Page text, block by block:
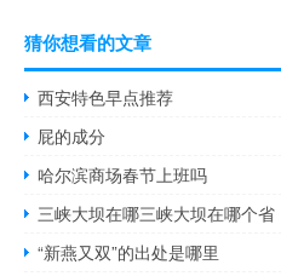
猜你想看的文章
西安特色早点推荐
屁的成分
哈尔滨商场春节上班吗
三峡大坝在哪三峡大坝在哪个省
“新燕又双”的出处是哪里